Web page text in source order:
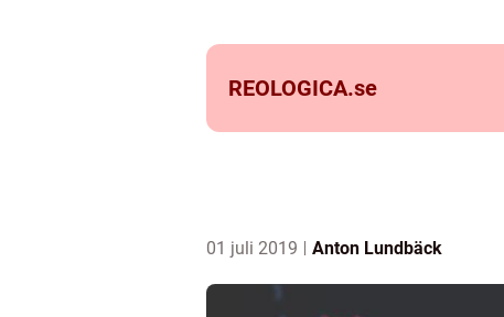
REOLOGICA.se
01 juli 2019 Anton Lundbäck